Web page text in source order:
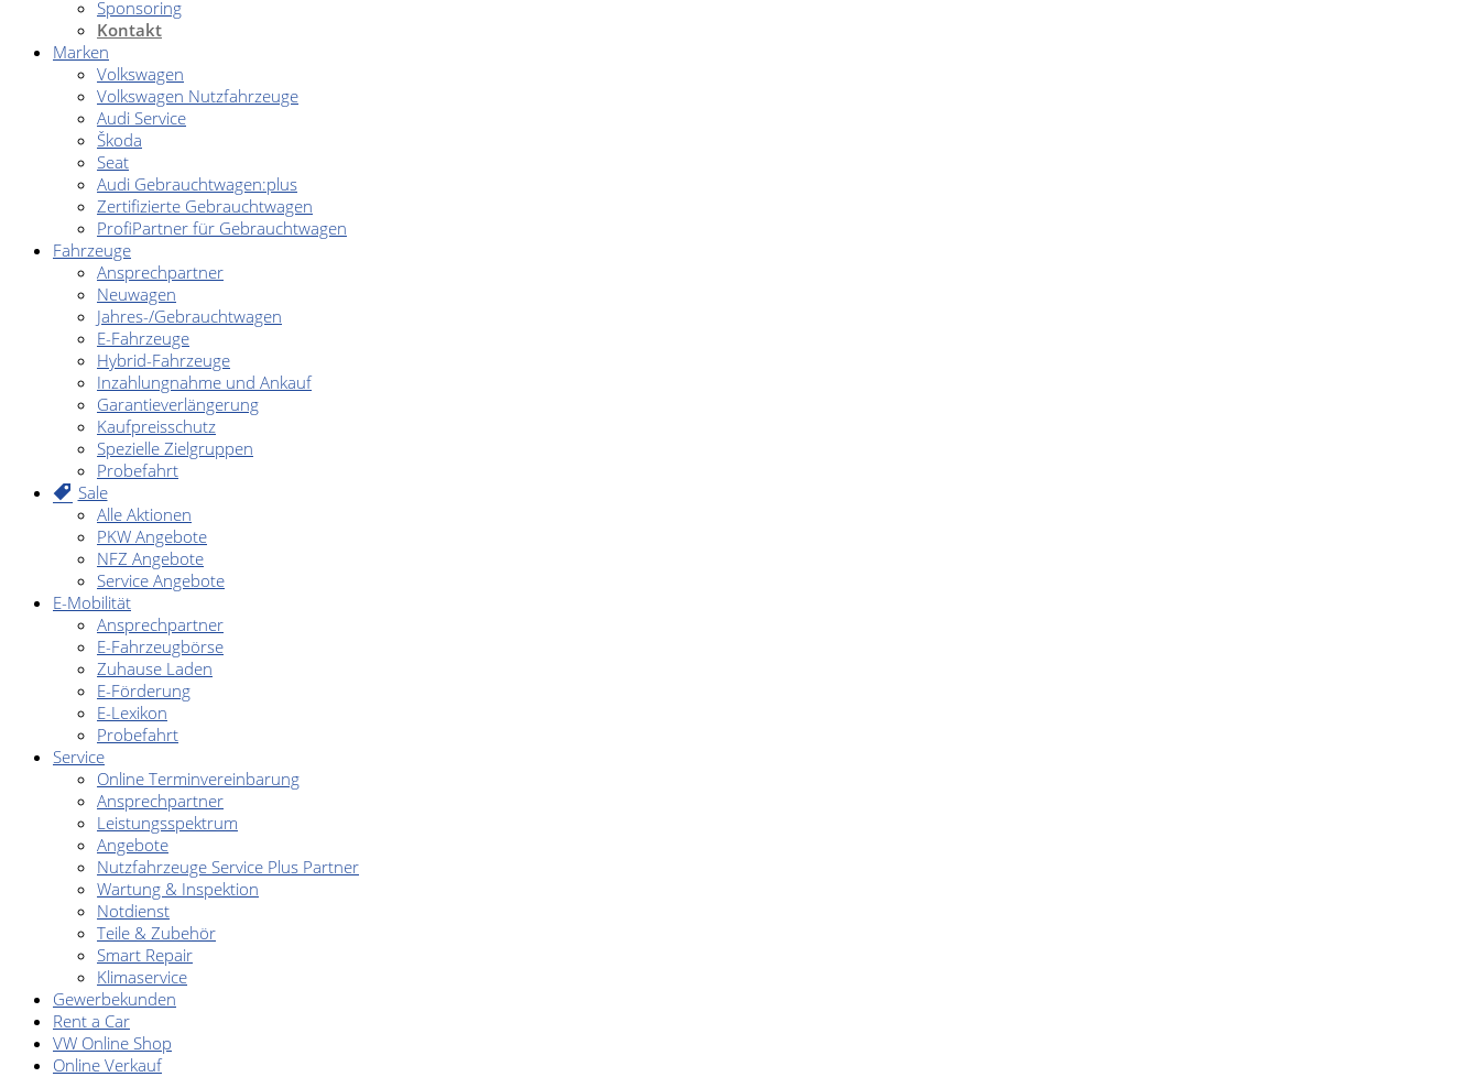
Sponsoring
Kontakt
Marken
Volkswagen
Volkswagen Nutzfahrzeuge
Audi Service
Škoda
Seat
Audi Gebrauchtwagen:plus
Zertifizierte Gebrauchtwagen
ProfiPartner für Gebrauchtwagen
Fahrzeuge
Ansprechpartner
Neuwagen
Jahres-/Gebrauchtwagen
E-Fahrzeuge
Hybrid-Fahrzeuge
Inzahlungnahme und Ankauf
Garantieverlängerung
Kaufpreisschutz
Spezielle Zielgruppen
Probefahrt
Sale
Alle Aktionen
PKW Angebote
NFZ Angebote
Service Angebote
E-Mobilität
Ansprechpartner
E-Fahrzeugbörse
Zuhause Laden
E-Förderung
E-Lexikon
Probefahrt
Service
Online Terminvereinbarung
Ansprechpartner
Leistungsspektrum
Angebote
Nutzfahrzeuge Service Plus Partner
Wartung & Inspektion
Notdienst
Teile & Zubehör
Smart Repair
Klimaservice
Gewerbekunden
Rent a Car
VW Online Shop
Online Verkauf